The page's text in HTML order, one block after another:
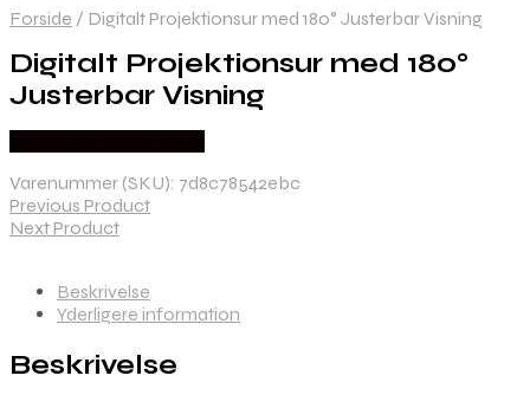
Forside / Digitalt Projektionsur med 180° Justerbar Visning
Digitalt Projektionsur med 180°
Justerbar Visning
Varenummer (SKU): 7d8c78542ebc
Previous Product
Next Product
Beskrivelse
Yderligere information
Beskrivelse